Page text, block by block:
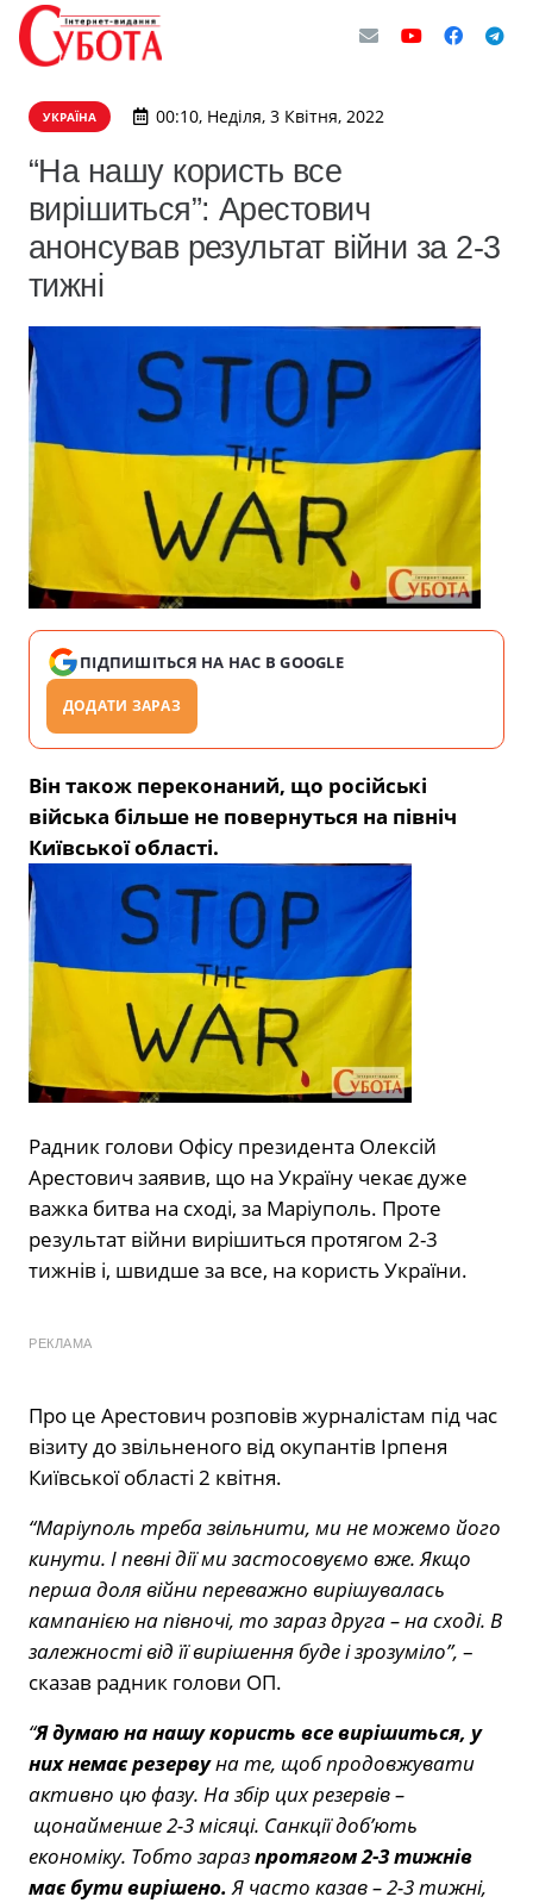
УКРАЇНА 00:10, Неділя, 3 Квітня, 2022
“На нашу користь все
вирішиться”: Арестович
анонсував результат війни за 2-3
тижні
ПІДПИШІТЬСЯ НА НАС В GOOGLE
ДОДАТИ ЗАРАЗ
Він також переконаний, що російські
війська більше не повернуться на північ
Київської області.
Радник голови Офісу президента Олексій
Арестович заявив, що на Україну чекає дуже
важка битва на сході, за Маріуполь. Проте
результат війни вирішиться протягом 2-3
тижнів і, швидше за все, на користь України.
РЕКЛАМА
Про це Арестович розповів журналістам під час
візиту до звільненого від окупантів Ірпеня
Київської області 2 квітня.
“Маріуполь треба звільнити, ми не можемо його
кинути. І певні дії ми застосовуємо вже. Якщо
перша доля війни переважно вирішувалась
кампанією на півночі, то зараз друга – на сході. В
залежності від її вирішення буде і зрозуміло”, –
сказав радник голови ОП.
“Я думаю на нашу користь все вирішиться, у
них немає резервуна те, щоб продовжувати
активно цю фазу. На збір цих резервів –
щонайменше 2-3 місяці. Санкції доб’ють
економіку. Тобто заразпротягом 2-3 тижнів
має бути вирішено.Я часто казав – 2-3 тижні,